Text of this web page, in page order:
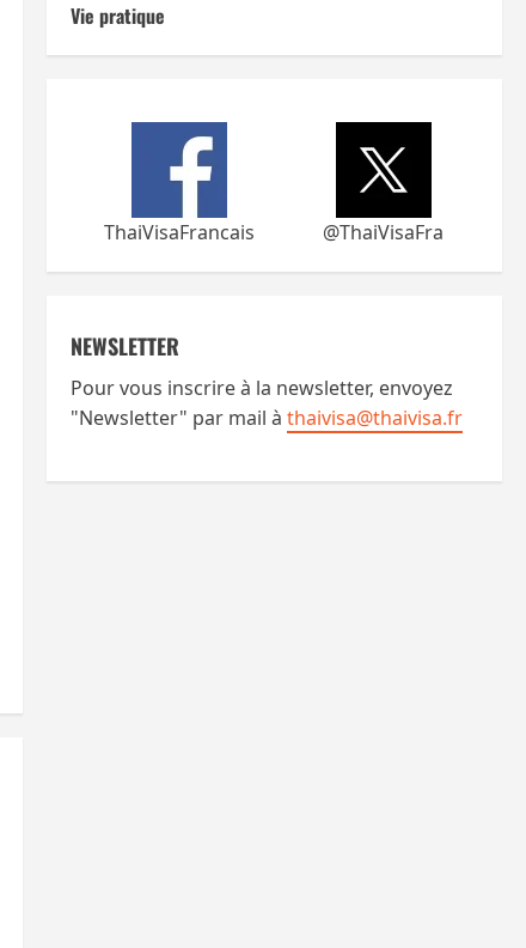
Vie pratique
ThaiVisaFrancais @ThaiVisaFra
NEWSLETTER
Pour vous inscrire à la newsletter, envoyez
"Newsletter" par mail à thaivisa@thaivisa.fr